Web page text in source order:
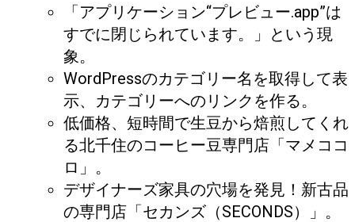
「アプリケーション“プレビュー.app”は
すでに閉じられています。」という現
象。
WordPressのカテゴリー名を取得して表
示、カテゴリーへのリンクを作る。
低価格、短時間で生豆から焙煎してくれ
る北千住のコーヒー豆専門店「マメココ
ロ」。
デザイナーズ家具の穴場を発見！新古品
の専門店「セカンズ（SECONDS）」。